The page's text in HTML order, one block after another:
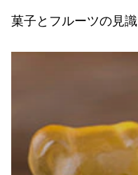
菓子とフルーツの見識